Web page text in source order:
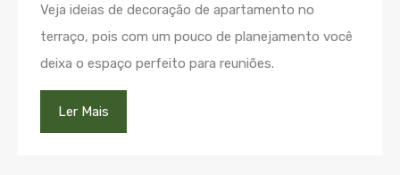
Veja ideias de decoração de apartamento no
terraço, pois com um pouco de planejamento você
deixa o espaço perfeito para reuniões.
Ler Mais